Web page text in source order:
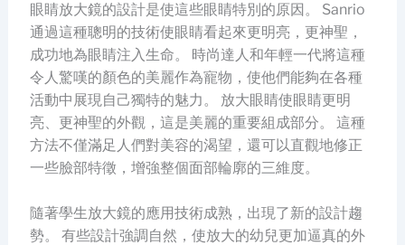
眼睛放大鏡的設計是使這些眼睛特別的原因。 Sanrio
通過這種聰明的技術使眼睛看起來更明亮，更神聖，
成功地為眼睛注入生命。 時尚達人和年輕一代將這種
令人驚嘆的顏色的美麗作為寵物，使他們能夠在各種
活動中展現自己獨特的魅力。 放大眼睛使眼睛更明
亮、更神聖的外觀，這是美麗的重要組成部分。 這種
方法不僅滿足人們對美容的渴望，還可以直觀地修正
一些臉部特徵，增強整個面部輪廓的三維度。
隨著學生放大鏡的應用技術成熟，出現了新的設計趨
勢。 有些設計強調自然，使放大的幼兒更加逼真的外